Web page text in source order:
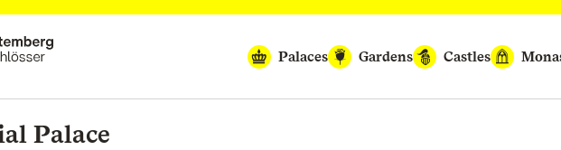
Palaces
Gardens Castles
Palace